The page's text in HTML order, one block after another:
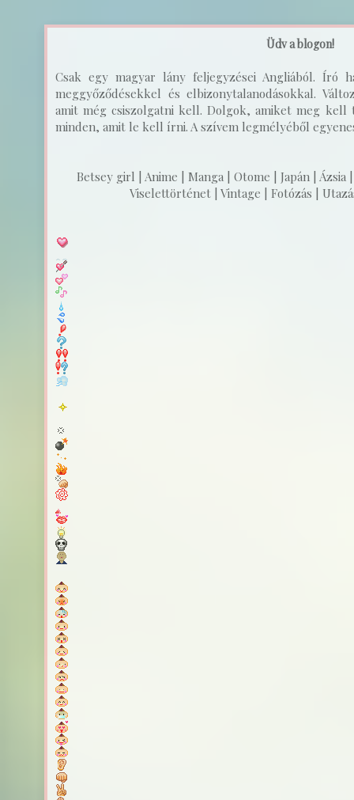
Üdv a blogon!
Csak egy magyar lány feljegyzései Angliából. Író
meggyőződésekkel és elbizonytalanodásokkal.
amit még csiszolgatni kell. Dolgok, amiket meg
minden, amit le kell írni. A szívem legmélyéből
Betsey girl | Anime | Manga | Otome | Japán |
Viselettörténet | Vintage | Fotózás |